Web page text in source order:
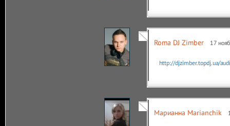
Roma DJ Zimber 17
http://djzimber.topdj.ua/
Марианна Marianchik